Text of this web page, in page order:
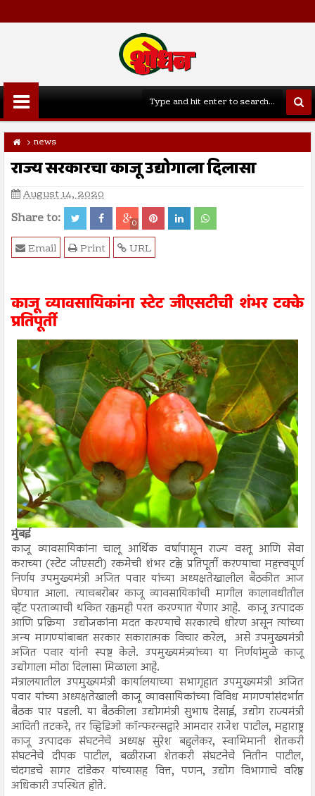
news
राज्य सरकारचा काजू उद्योगाला दिलासा
August 14, 2020
Share to: 0
URL
Print
Email
काजू व्यावसायिकांना स्टेट जीएसटीची शंभर टक्के
प्रतिपूर्ती
मुंबई
काजू व्यावसायिकांना चालू आर्थिक वर्षापासून राज्य वस्तू आणि सेवा
कराच्या (स्टेट जीएसटी) रकमेची शंभर टक्के प्रतिपूर्ती करण्याचा महत्त्वपूर्ण
निर्णय उपमुख्यमंत्री अजित पवार यांच्या अध्यक्षतेखालील बैठकीत आज
घेण्यात आला. त्याचबरोबर काजू व्यावसायिकांची मागील कालावधीतील
व्हॅट परताव्याची थकित रक्कमही परत करण्यात येणार आहे. काजू उत्पादक
आणि प्रक्रिया उद्योजकांना मदत करण्याचे सरकारचे धोरण असून त्यांच्या
अन्य मागण्यांबाबत सरकार सकारात्मक विचार करेल, असे उपमुख्यमंत्री
अजित पवार यांनी स्पष्ट केले. उपमुख्यमंत्र्यांच्या या निर्णयांमुळे काजू
उद्योगाला मोठा दिलासा मिळाला आहे.
मंत्रालयातील उपमुख्यमंत्री कार्यालयाच्या सभागृहात उपमुख्यमंत्री अजित
पवार यांच्या अध्यक्षतेखाली काजू व्यावसायिकांच्या विविध मागण्यांसंदर्भात
बैठक पार पडली. या बैठकीला उद्योगमंत्री सुभाष देसाई, उद्योग राज्यमंत्री
आदिती तटकरे, तर व्हिडिओ कॉन्फरन्सद्वारे आमदार राजेश पाटील, महाराष्ट्र
काजू उत्पादक संघटनेचे अध्यक्ष सुरेश बहुलेकर, स्वाभिमानी शेतकरी
संघटनेचे दीपक पाटील, बळीराजा शेतकरी संघटनेचे नितीन पाटील,
चंदगडचे सागर दांडेकर यांच्यासह वित्त, पणन, उद्योग विभागाचे वरिष्ठ
अधिकारी उपस्थित होते.